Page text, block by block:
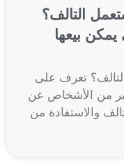
التالف؟
بيعها
تعرف على
من الأشخاص عن
والاستفادة من